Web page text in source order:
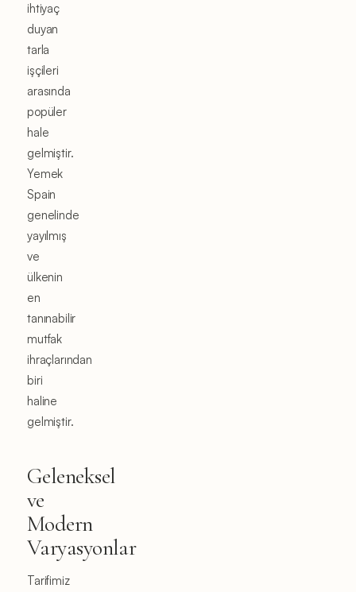
ihtiyaç
duyan
tarla
işçileri
arasında
popüler
hale
gelmiştir.
Yemek
Spain
genelinde
yayılmış
ve
ülkenin
en
tanınabilir
mutfak
ihraçlarından
biri
haline
gelmiştir.
Geleneksel
ve
Modern
Varyasyonlar
Tarifimiz